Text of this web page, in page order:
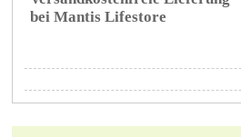
bei Mantis Lifestore